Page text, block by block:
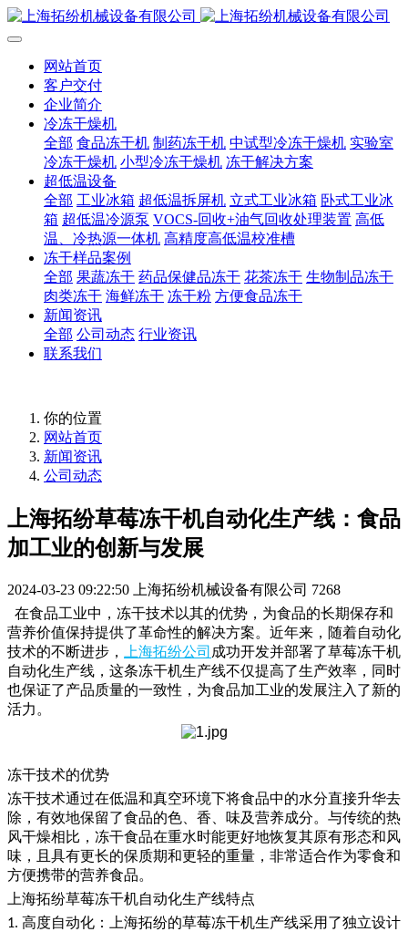
网站首页
客户交付
企业简介
冷冻干燥机
全部 食品冻干机 制药冻干机 中试型冷冻干燥机 实验室
冷冻干燥机 小型冷冻干燥机 冻干解决方案
超低温设备
全部 工业冰箱 超低温拆屏机 立式工业冰箱 卧式工业冰
箱 超低温冷源泵 VOCS-回收+油气回收处理装置 高低
温、冷热源一体机 高精度高低温校准槽
冻干样品案例
全部 果蔬冻干 药品保健品冻干 花茶冻干 生物制品冻干
肉类冻干 海鲜冻干 冻干粉 方便食品冻干
新闻资讯
全部 公司动态 行业资讯
联系我们
你的位置
网站首页
新闻资讯
公司动态
上海拓纷草莓冻干机自动化生产线：食品
加工业的创新与发展
2024-03-23 09:22:50 上海拓纷机械设备有限公司 7268
在食品工业中，冻干技术以其的优势，为食品的长期保存和
营养价值保持提供了革命性的解决方案。近年来，随着自动化
技术的不断进步，
上海拓纷公司 成功开发并部署了草莓冻干机
自动化生产线，这条冻干机生产线不仅提高了生产效率，同时
也保证了产品质量的一致性，为食品加工业的发展注入了新的
活力。
冻干技术的优势
冻干技术通过在低温和真空环境下将食品中的水分直接升华去
除，有效地保留了食品的色、香、味及营养成分。与传统的热
风干燥相比，冻干食品在重水时能更好地恢复其原有形态和风
味，且具有更长的保质期和更轻的重量，非常适合作为零食和
方便携带的营养食品。
上海拓纷草莓冻干机自动化生产线特点
1. 高度自动化：上海拓纷的草莓冻干机生产线采用了独立设计